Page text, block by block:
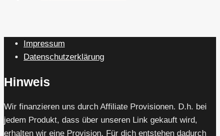
Impressum
Datenschutzerklärung
Hinweis
Wir finanzieren uns durch Affiliate Provisionen. D.h. bei
jedem Produkt, dass über unseren Link gekauft wird,
erhalten wir eine Provision. Für dich entstehen dadurch